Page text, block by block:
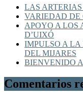
LAS
VARIEDAD DE
APOYO A LOS
D’UIXÓ
IMPULSO A
DEL MIJARES
BIENVENIDO
Comentarios